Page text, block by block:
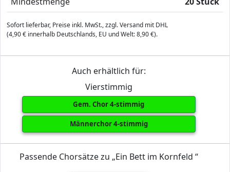
Sofort lieferbar, Preise inkl. MwSt., zzgl. Versand mit DHL
(4,90 € innerhalb Deutschlands, EU und Welt: 8,90 €).
Auch erhältlich für:
Vierstimmig
Gem. Chor 4-stimmig
Männerchor 4-stimmig
Passende Chorsätze zu „Ein Bett im Kornfeld “